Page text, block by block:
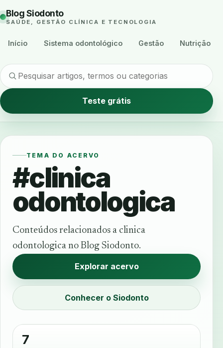
Blog Siodonto
SAÚDE, GESTÃO CLÍNICA E TECNOLOGIA
Início Sistema odontológico Gestão Nutrição
Teste grátis
TEMA DO ACERVO
#clinica
odontologica
Conteúdos relacionados a clinica
odontologica no Blog Siodonto.
Explorar acervo
Conhecer o Siodonto
7